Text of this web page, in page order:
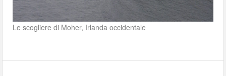
Le scogliere di Moher, Irlanda occidentale